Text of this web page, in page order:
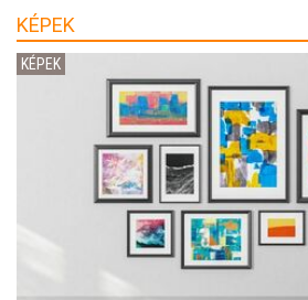
KÉPEK
KÉPEK